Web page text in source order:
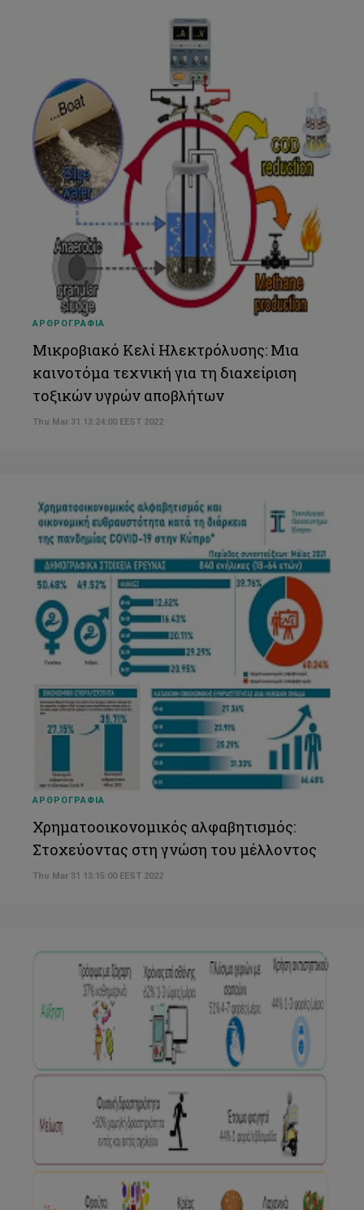
ΑΡΘΡΟΓΡΑΦΙΑ
Μικροβιακό Κελί Ηλεκτρόλυσης: Μια
καινοτόμα τεχνική για τη διαχείριση
τοξικών υγρών αποβλήτων
Thu Mar 31 13:24:00 EEST 2022
ΑΡΘΡΟΓΡΑΦΙΑ
Χρηματοοικονομικός αλφαβητισμός:
Στοχεύοντας στη γνώση του μέλλοντος
Thu Mar 31 13:15:00 EEST 2022